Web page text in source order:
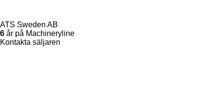
ATS Sweden AB
6 år på Machineryline
Kontakta säljaren